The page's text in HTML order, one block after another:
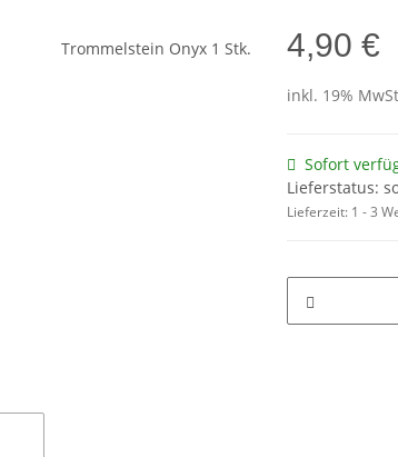
4,90 €
inkl. 19%
Sofort
Lieferstatus:
Lieferzeit: 1 - 3